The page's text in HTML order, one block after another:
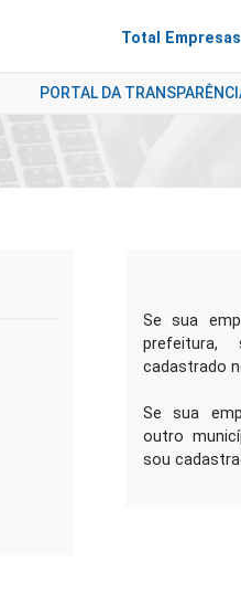
Total Empresas
PORTAL DA
Se sua
cadastrado
Se sua
outro
sou